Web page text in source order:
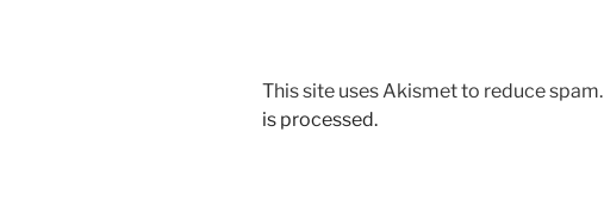
This site uses Akismet to reduce spam.
is processed.